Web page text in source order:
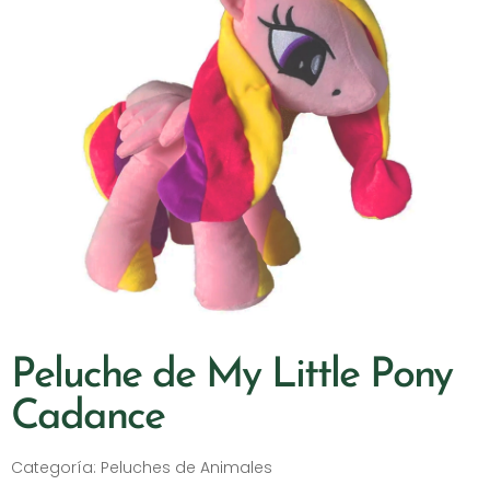
Peluche de My Little Pony
Cadance
Categoría: Peluches de Animales